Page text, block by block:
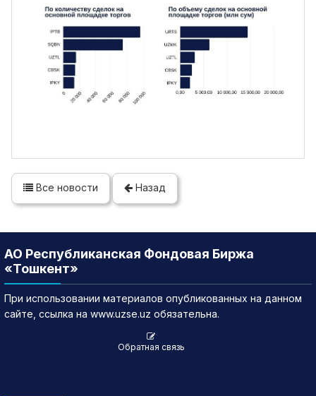
Все новости Назад
АО Республиканская Фондовая Биржа
«Тошкент»
При использовании материалов опубликованных на данном
сайте, ссылка на www.uzse.uz обязательна.
Обратная связь